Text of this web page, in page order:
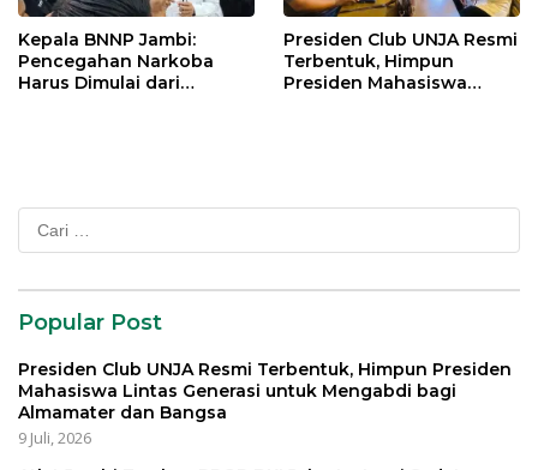
Kepala BNNP Jambi:
Pencegahan Narkoba
Harus Dimulai dari
Presiden Club UNJA Resmi
Terbentuk, Himpun
Presiden Mahasiswa
Cari
untuk:
Popular Post
Presiden Club UNJA Resmi Terbentuk, Himpun Presiden
Mahasiswa Lintas Generasi untuk Mengabdi bagi
Almamater dan Bangsa
9 Juli, 2026